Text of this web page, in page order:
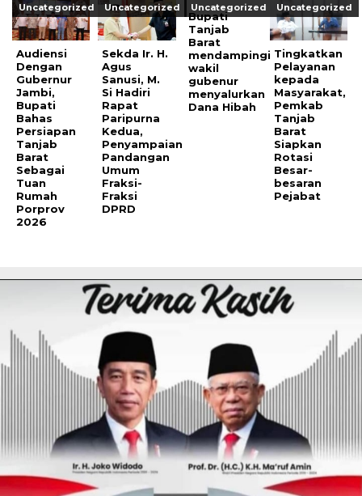
Uncategorized
Audiensi
Dengan
Gubernur
Jambi,
Bupati
Bahas
Persiapan
Tanjab
Barat
Sebagai
Tuan
Rumah
Porprov
2026
Uncategorized
Sekda Ir. H.
Agus
Sanusi, M.
Si Hadiri
Rapat
Paripurna
Kedua,
Penyampaian
Pandangan
Umum
Fraksi-
Fraksi
DPRD
Uncategorized
Bupati
Tanjab
Barat
mendampingi
wakil
gubenur
menyalurkan
Dana Hibah
Uncategorized
Tingkatkan
Pelayanan
kepada
Masyarakat,
Pemkab
Tanjab
Barat
Siapkan
Rotasi
Besar-
besaran
Pejabat